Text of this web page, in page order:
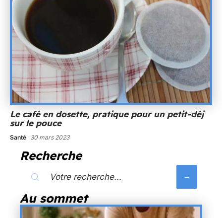
Le café en dosette, pratique pour un petit-déj
sur le pouce
Santé 30 mars 2023
Recherche
Au sommet